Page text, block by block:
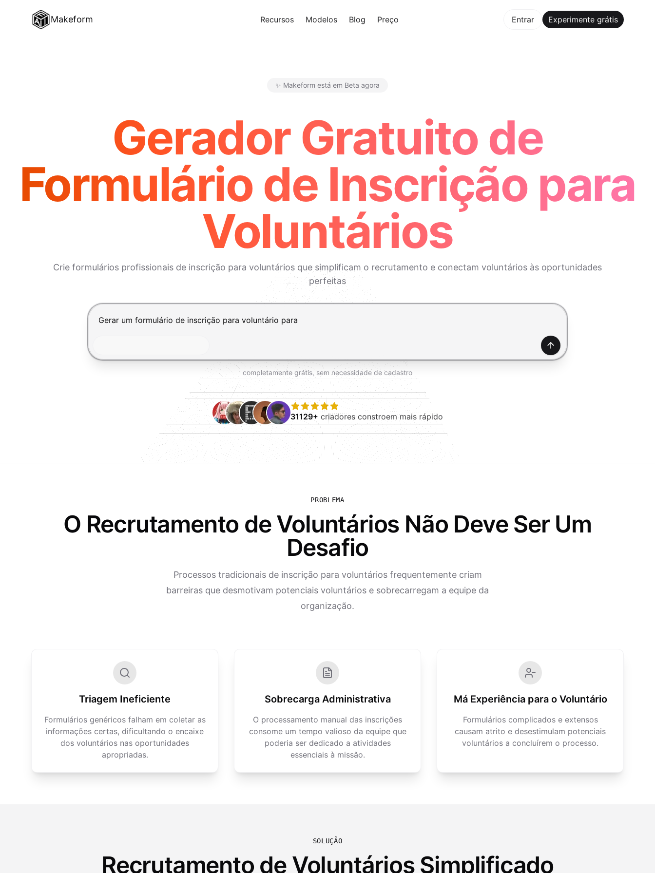
Makeform Recursos Modelos Blog Preço Entrar Experimente grátis
✨ Makeform está em Beta agora
Gerador Gratuito de
Formulário de Inscrição para
Voluntários
Crie formulários profissionais de inscrição para voluntários que simplificam o recrutamento e conectam voluntários às oportunidades
perfeitas
Pressione Enter para enviar, Shift+Enter para adicionar uma nova linha
Gerar
completamente grátis, sem necessidade de cadastro
31129+ criadores constroem mais rápido
PROBLEMA
O Recrutamento de Voluntários Não Deve Ser Um
Desafio
Processos tradicionais de inscrição para voluntários frequentemente criam
barreiras que desmotivam potenciais voluntários e sobrecarregam a equipe da
organização.
Triagem Ineficiente
Formulários genéricos falham em coletar as
informações certas, dificultando o encaixe
dos voluntários nas oportunidades
apropriadas.
Sobrecarga Administrativa
O processamento manual das inscrições
consome um tempo valioso da equipe que
poderia ser dedicado a atividades
essenciais à missão.
Má Experiência para o Voluntário
Formulários complicados e extensos
causam atrito e desestimulam potenciais
voluntários a concluírem o processo.
SOLUÇÃO
Recrutamento de Voluntários Simplificado